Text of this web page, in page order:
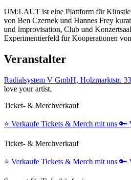
UM:LAUT ist eine Plattform für
von Ben Czernek und Hannes Frey
und Improvisation, Club und
Experimentierfeld für Kooperationen
Veranstalter
Radialsystem V GmbH, Holzmarktstr.
love your artist.
Ticket- & Merchverkauf
⭐️ Verkaufe Tickets & Merch mit uns 🔑
Ticket- & Merchverkauf
⭐️ Verkaufe Tickets & Merch mit uns 🔑